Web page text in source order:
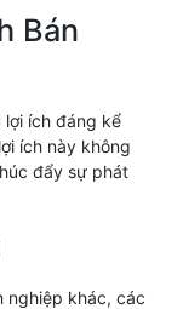
Bán
lợi ích đáng kể
ích này không
đẩy sự phát
nghiệp khác, các